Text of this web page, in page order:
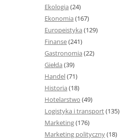
ESTETYKA PRACY DYPLOMOWEJ –
WYRÓŻNIENIA, NUMEROWANIE
CZCIONKA, MARGINESY I
WIELKOŚĆ STRON
STRUKTURA AKAPITU W PRACY
DYPLOMOWEJ
STYL PRACY DYPLOMOWEJ
Ekologia (24)
Ekonomia (167)
Europeistyka (129)
Finanse(241)
Gastronomia (22)
Giełda (39)
Handel(71)
Historia (18)
Hotelarstwo (49)
Logistyka i transport(135)
Marketing(176)
Marketing polityczny(18)